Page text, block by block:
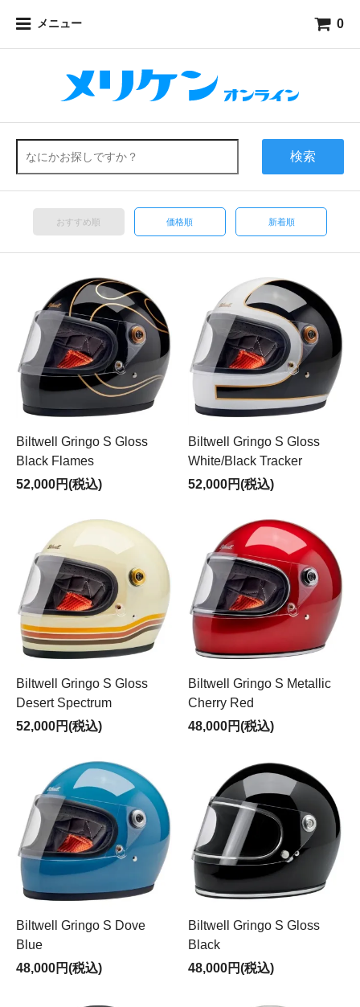
メニュー 0
検索
おすすめ順 価格順 新着順
Biltwell Gringo S Gloss
Black Flames
52,000円(税込)
Biltwell Gringo S Gloss
White/Black Tracker
52,000円(税込)
Biltwell Gringo S Gloss
Desert Spectrum
52,000円(税込)
Biltwell Gringo S Metallic
Cherry Red
48,000円(税込)
Biltwell Gringo S Dove
Blue
48,000円(税込)
Biltwell Gringo S Gloss
Black
48,000円(税込)